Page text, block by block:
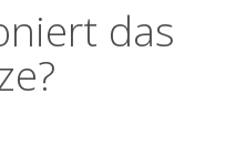
das